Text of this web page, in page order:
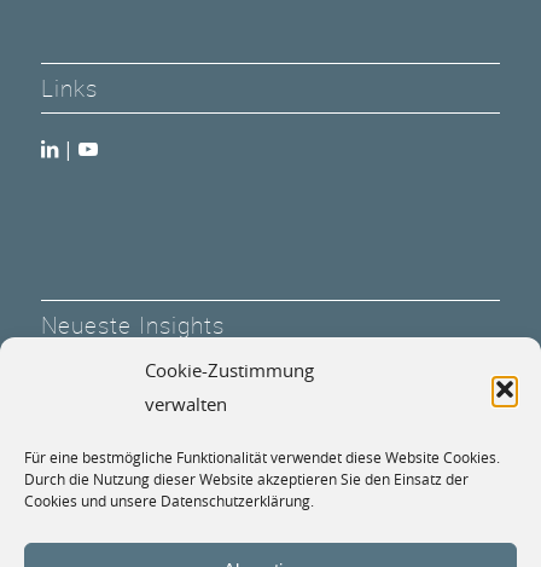
Cookie-Zustimmung
verwalten
Für eine bestmögliche Funktionalität verwendet diese Website Cookies.
Durch die Nutzung dieser Website akzeptieren Sie den Einsatz der
Cookies und unsere Datenschutzerklärung.
Links
|
Neueste Insights
MKP Marktupdate: 1. Halbjahr 2026
Expertenforum: „Defense“: Sicherheit und
Investmentchancen